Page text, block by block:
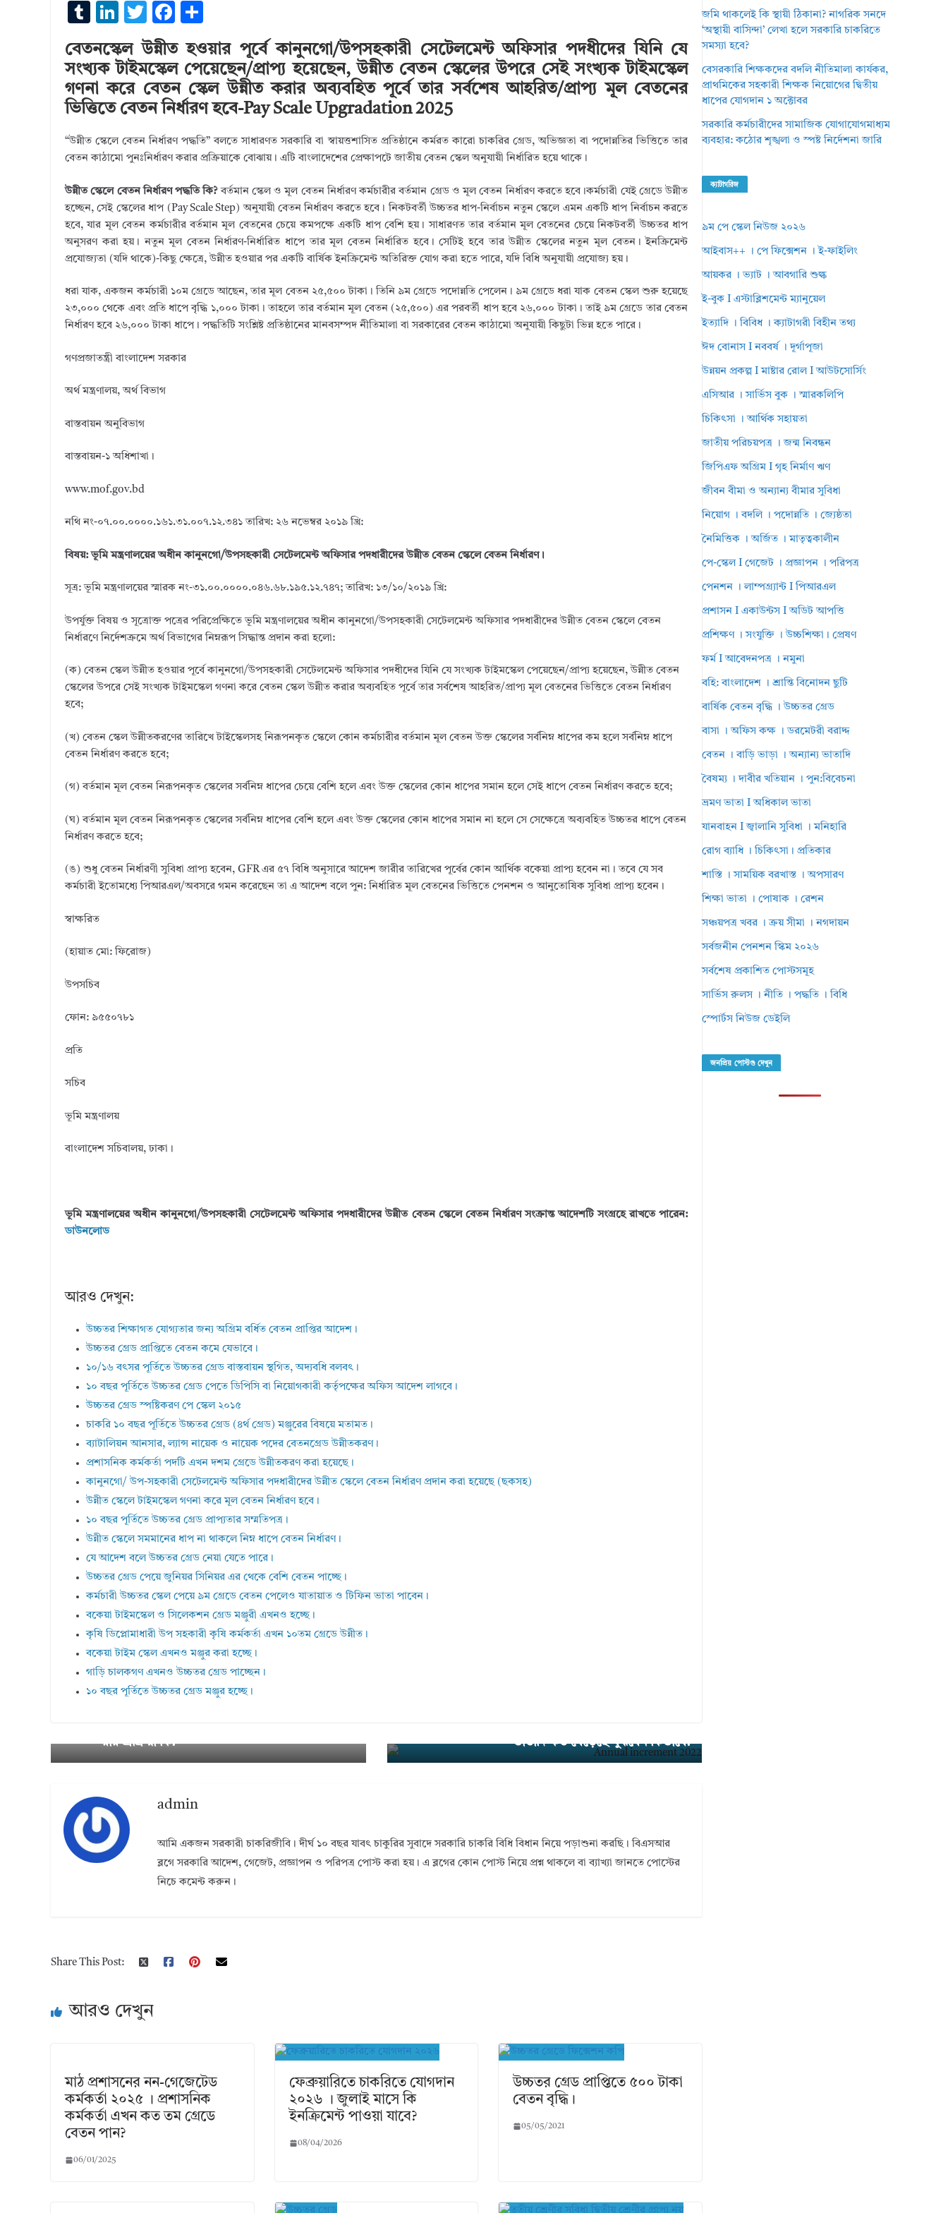
T
m
bl
r
Li
k
e
dI
T
w
it
te
r
F
e
b
o
k
ar
e
বেতনস্কেল উন্নীত হওয়ার পূর্বে কানুনগো/উপসহকারী সেটেলমেন্ট অফিসার পদধীদের যিনি যে
সংখ্যক টাইমস্কেল পেয়েছেন/প্রাপ্য হয়েছেন, উন্নীত বেতন স্কেলের উপরে সেই সংখ্যক টাইমস্কেল
গণনা করে বেতন স্কেল উন্নীত করার অব্যবহিত পূর্বে তার সর্বশেষ আহরিত/প্রাপ্য মূল বেতনের
ভিত্তিতে বেতন নির্ধারণ হবে-Pay Scale Upgradation 2025
“উন্নীত স্কেলে বেতন নির্ধারণ পদ্ধতি” বলতে সাধারণত সরকারি বা স্বায়ত্তশাসিত প্রতিষ্ঠানে কর্মরত কারো চাকরির গ্রেড, অভিজ্ঞতা বা পদোন্নতির ভিত্তিতে তার
বেতন কাঠামো পুনঃনির্ধারণ করার প্রক্রিয়াকে বোঝায়। এটি বাংলাদেশের প্রেক্ষাপটে জাতীয় বেতন স্কেল অনুযায়ী নির্ধারিত হয়ে থাকে।
উন্নীত স্কেলে বেতন নির্ধারণ পদ্ধতি কি?বর্তমান স্কেল ও মূল বেতন নির্ধারণ কর্মচারীর বর্তমান গ্রেড ও মূল বেতন নির্ধারণ করতে হবে।কর্মচারী যেই গ্রেডে উন্নীত
হচ্ছেন, সেই স্কেলের ধাপ (Pay Scale Step) অনুযায়ী বেতন নির্ধারণ করতে হবে। নিকটবর্তী উচ্চতর ধাপ-নির্বাচন নতুন স্কেলে এমন একটি ধাপ নির্বাচন করতে
হবে, যার মূল বেতন কর্মচারীর বর্তমান মূল বেতনের চেয়ে কমপক্ষে একটি ধাপ বেশি হয়। সাধারণত তার বর্তমান মূল বেতনের চেয়ে নিকটবর্তী উচ্চতর ধাপ
অনুসরণ করা হয়। নতুন মূল বেতন নির্ধারণ-নির্ধারিত ধাপে তার মূল বেতন নির্ধারিত হবে। সেটিই হবে তার উন্নীত স্কেলের নতুন মূল বেতন। ইনক্রিমেন্ট
প্রযোজ্যতা (যদি থাকে)-কিছু ক্ষেত্রে, উন্নীত হওয়ার পর একটি বার্ষিক ইনক্রিমেন্ট অতিরিক্ত যোগ করা হতে পারে, যদি বিধি অনুযায়ী প্রযোজ্য হয়।
ধরা যাক, একজন কর্মচারী ১০ম গ্রেডে আছেন, তার মূল বেতন ২৫,৫০০ টাকা। তিনি ৯ম গ্রেডে পদোন্নতি পেলেন। ৯ম গ্রেডে ধরা যাক বেতন স্কেল শুরু হয়েছে
২৩,০০০ থেকে এবং প্রতি ধাপে বৃদ্ধি ১,০০০ টাকা। তাহলে তার বর্তমান মূল বেতন (২৫,৫০০) এর পরবর্তী ধাপ হবে ২৬,০০০ টাকা। তাই ৯ম গ্রেডে তার বেতন
নির্ধারণ হবে ২৬,০০০ টাকা ধাপে। পদ্ধতিটি সংশ্লিষ্ট প্রতিষ্ঠানের মানবসম্পদ নীতিমালা বা সরকারের বেতন কাঠামো অনুযায়ী কিছুটা ভিন্ন হতে পারে।
গণপ্রজাতন্ত্রী বাংলাদেশ সরকার
অর্থ মন্ত্রণালয়, অর্থ বিভাগ
বাস্তবায়ন অনুবিভাগ
বাস্তবায়ন-১ অধিশাখা।
www.mof.gov.bd
নথি নং-০৭.০০.০০০০.১৬১.৩১.০০৭.১২.৩৪১ তারিখ: ২৬ নভেম্বর ২০১৯ খ্রি:
বিষয়: ভূমি মন্ত্রণালয়ের অধীন কানুনগো/উপসহকারী সেটেলমেন্ট অফিসার পদধারীদের উন্নীত বেতন স্কেলে বেতন নির্ধারণ।
সূত্র: ভূমি মন্ত্রণালয়ের স্মারক নং-৩১.০০.০০০০.০৪৬.৬৮.১৯৫.১২.৭৪৭; তারিখ: ১৩/১০/২০১৯ খ্রি:
উপর্যুক্ত বিষয় ও সূত্রোক্ত পত্রের পরিপ্রেক্ষিতে ভূমি মন্ত্রণালয়ের অধীন কানুনগো/উপসহকারী সেটেলমেন্ট অফিসার পদধারীদের উন্নীত বেতন স্কেলে বেতন
নির্ধারণে নির্দেশক্রমে অর্থ বিভাগের নিম্নরূপ সিদ্ধান্ত প্রদান করা হলো:
(ক) বেতন স্কেল উন্নীত হওয়ার পূর্বে কানুনগো/উপসহকারী সেটেলমেন্ট অফিসার পদধীদের যিনি যে সংখ্যক টাইমস্কেল পেয়েছেন/প্রাপ্য হয়েছেন, উন্নীত বেতন
স্কেলের উপরে সেই সংখ্যক টাইমস্কেল গণনা করে বেতন স্কেল উন্নীত করার অব্যবহিত পূর্বে তার সর্বশেষ আহরিত/প্রাপ্য মূল বেতনের ভিত্তিতে বেতন নির্ধারণ
হবে;
(খ) বেতন স্কেল উন্নীতকরণের তারিখে টাইস্কেলসহ নিরূপনকৃত স্কেলে কোন কর্মচারীর বর্তমান মূল বেতন উক্ত স্কেলের সর্বনিম্ন ধাপের কম হলে সর্বনিম্ন ধাপে
বেতন নির্ধারণ করতে হবে;
(গ) বর্তমান মূল বেতন নিরূপনকৃত স্কেলের সর্বনিম্ন ধাপের চেয়ে বেশি হলে এবং উক্ত স্কেলের কোন ধাপের সমান হলে সেই ধাপে বেতন নির্ধারণ করতে হবে;
(ঘ) বর্তমান মূল বেতন নিরূপনকৃত স্কেলের সর্বনিম্ন ধাপের বেশি হলে এবং উক্ত স্কেলের কোন ধাপের সমান না হলে সে সেক্ষেত্রে অব্যবহিত উচ্চতর ধাপে বেতন
নির্ধারণ করতে হবে;
(ঙ) শুধু বেতন নির্ধারণী সুবিধা প্রাপ্য হবেন, GFR এর ৫৭ বিধি অনুসারে আদেশ জারীর তারিখের পূর্বের কোন আর্থিক বকেয়া প্রাপ্য হবেন না। তবে যে সব
কর্মচারী ইতোমধ্যে পিআরএল/অবসরে গমন করেছেন তা এ আদেশ বলে পুন: নির্ধারিত মূল বেতনের ভিত্তিতে পেনশন ও আনুতোষিক সুবিধা প্রাপ্য হবেন।
স্বাক্ষরিত
(হায়াত মো: ফিরোজ)
উপসচিব
ফোন: ৯৫৫০৭৮১
প্রতি
সচিব
ভূমি মন্ত্রণালয়
বাংলাদেশ সচিবালয়, ঢাকা।
ভূমি মন্ত্রণালয়ের অধীন কানুনগো/উপসহকারী সেটেলমেন্ট অফিসার পদধারীদের উন্নীত বেতন স্কেলে বেতন নির্ধারণ সংক্রান্ত আদেশটি সংগ্রহে রাখতে পারেন:
ডাউনলোড
আরও দেখুন:
উচ্চতর শিক্ষাগত যোগ্যতার জন্য অগ্রিম বর্ধিত বেতন প্রাপ্তির আদেশ।
উচ্চতর গ্রেড প্রাপ্তিতে বেতন কমে যেভাবে।
১০/১৬ বৎসর পূর্তিতে উচ্চতর গ্রেড বাস্তবায়ন স্থগিত, অদ্যবধি বলবৎ।
১০ বছর পূর্তিতে উচ্চতর গ্রেড পেতে ডিপিসি বা নিয়োগকারী কর্তৃপক্ষের অফিস আদেশ লাগবে।
উচ্চতর গ্রেড স্পষ্টিকরণ পে স্কেল ২০১৫
চাকরি ১০ বছর পূর্তিতে উচ্চতর গ্রেড (৪র্থ গ্রেড) মঞ্জুরের বিষয়ে মতামত।
ব্যাটালিয়ন আনসার, ল্যান্স নায়েক ও নায়েক পদের বেতনগ্রেড উন্নীতকরণ।
প্রশাসনিক কর্মকর্তা পদটি এখন দশম গ্রেডে উন্নীতকরণ করা হয়েছে।
কানুনগো/ উপ-সহকারী সেটেলমেন্ট অফিসার পদধারীদের উন্নীত স্কেলে বেতন নির্ধারণ প্রদান করা হয়েছে (ছকসহ)
উন্নীত স্কেলে টাইমস্কেল গণনা করে মূল বেতন নির্ধারণ হবে।
১০ বছর পূর্তিতে উচ্চতর গ্রেড প্রাপ্যতার সম্মতিপত্র।
উন্নীত স্কেলে সমমানের ধাপ না থাকলে নিম্ন ধাপে বেতন নির্ধারণ।
যে আদেশ বলে উচ্চতর গ্রেড নেয়া যেতে পারে।
উচ্চতর গ্রেড পেয়ে জুনিয়র সিনিয়র এর থেকে বেশি বেতন পাচ্ছে।
কর্মচারী উচ্চতর স্কেল পেয়ে ৯ম গ্রেডে বেতন পেলেও যাতায়াত ও টিফিন ভাতা পাবেন।
বকেয়া টাইমস্কেল ও সিলেকশন গ্রেড মঞ্জুরী এখনও হচ্ছে।
কৃষি ডিপ্লোমাধারী উপ সহকারী কৃষি কর্মকর্তা এখন ১০তম গ্রেডে উন্নীত।
বকেয়া টাইম স্কেল এখনও মঞ্জুর করা হচ্ছে।
গাড়ি চালকগণ এখনও উচ্চতর গ্রেড পাচ্ছেন।
১০ বছর পূর্তিতে উচ্চতর গ্রেড মঞ্জুর হচ্ছে।
রার প্রক্রিয়া কি?
ভাতাদি কত বেড়েছে বুঝবেন কিভাবে?
admin
আমি একজন সরকারী চাকরিজীবি। দীর্ঘ ১০ বছর যাবৎ চাকুরির সুবাদে সরকারি চাকরি বিধি বিধান নিয়ে পড়াশুনা করছি। বিএসআর
ব্লগে সরকারি আদেশ, গেজেট, প্রজ্ঞাপন ও পরিপত্র পোস্ট করা হয়। এ ব্লগের কোন পোস্ট নিয়ে প্রশ্ন থাকলে বা ব্যাখ্যা জানতে পোস্টের
নিচে কমেন্ট করুন।
Share This Post:
আরও দেখুন
মাঠ প্রশাসনের নন-গেজেটেড
কর্মকর্তা ২০২৫ । প্রশাসনিক
কর্মকর্তা এখন কত তম গ্রেডে
বেতন পান?
06/01/2025
ফেব্রুয়ারিতে চাকরিতে যোগদান
২০২৬ । জুলাই মাসে কি
ইনক্রিমেন্ট পাওয়া যাবে?
08/04/2026
উচ্চতর গ্রেড প্রাপ্তিতে ৫০০ টাকা
বেতন বৃদ্ধি।
05/05/2021
জমি থাকলেই কি স্থায়ী ঠিকানা? নাগরিক সনদে
‘অস্থায়ী বাসিন্দা’ লেখা হলে সরকারি চাকরিতে
সমস্যা হবে?
বেসরকারি শিক্ষকদের বদলি নীতিমালা কার্যকর,
প্রাথমিকের সহকারী শিক্ষক নিয়োগের দ্বিতীয়
ধাপের যোগদান ১ অক্টোবর
সরকারি কর্মচারীদের সামাজিক যোগাযোগমাধ্যম
ব্যবহার: কঠোর শৃঙ্খলা ও স্পষ্ট নির্দেশনা জারি
ক্যাটাগরিজ
৯ম পে স্কেল নিউজ ২০২৬
আইবাস++ । পে ফিক্সেশন । ই-ফাইলিং
আয়কর । ভ্যাট । আবগারি শুল্ক
ই-বুক I এস্টাব্লিশমেন্ট ম্যানুয়েল
ইত্যাদি । বিবিধ । ক্যাটাগরী বিহীন তথ্য
ঈদ বোনাস I নববর্ষ । দূর্গাপূজা
উন্নয়ন প্রকল্প I মাষ্টার রোল I আউটসোর্সিং
এসিআর । সার্ভিস বুক । স্মারকলিপি
চিকিৎসা । আর্থিক সহায়তা
জাতীয় পরিচয়পত্র । জন্ম নিবন্ধন
জিপিএফ অগ্রিম I গৃহ নির্মাণ ঋণ
জীবন বীমা ও অন্যান্য বীমার সুবিধা
নিয়োগ । বদলি । পদোন্নতি । জ্যেষ্ঠতা
নৈমিত্তিক । অর্জিত । মাতৃত্বকালীন
পে-স্কেল I গেজেট । প্রজ্ঞাপন । পরিপত্র
পেনশন । লাম্পগ্র্যান্ট I পিআরএল
প্রশাসন I একাউন্টস I অডিট আপত্তি
প্রশিক্ষণ । সংযুক্তি । উচ্চশিক্ষা। প্রেষণ
ফর্ম I আবেদনপত্র । নমুনা
বহি: বাংলাদেশ । শ্রান্তি বিনোদন ছুটি
বার্ষিক বেতন বৃদ্ধি । উচ্চতর গ্রেড
বাসা । অফিস কক্ষ । ডরমেটরী বরাদ্দ
বেতন । বাড়ি ভাড়া । অন্যান্য ভাতাদি
বৈষম্য । দাবীর খতিয়ান । পুন:বিবেচনা
ভ্রমণ ভাতা I অধিকাল ভাতা
যানবাহন I জ্বালানি সুবিধা । মনিহারি
রোগ ব্যাধি । চিকিৎসা। প্রতিকার
শাস্তি । সাময়িক বরখাস্ত । অপসারণ
শিক্ষা ভাতা । পোষাক । রেশন
সঞ্চয়পত্র খবর । ক্রয় সীমা । নগদায়ন
সর্বজনীন পেনশন স্কিম ২০২৬
সর্বশেষ প্রকাশিত পোস্টসমূহ
সার্ভিস রুলস । নীতি । পদ্ধতি । বিধি
স্পোর্টস নিউজ ডেইলি
জনপ্রিয় পোস্টগু দেখুন